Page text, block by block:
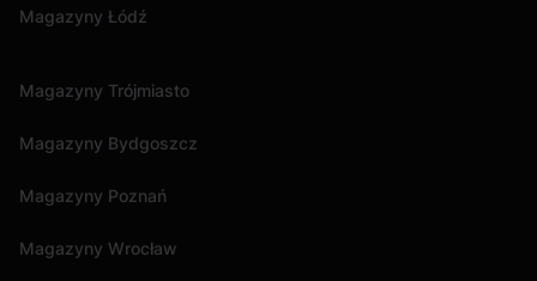
Magazyny Łódź
Magazyny Trójmiasto
Magazyny Bydgoszcz
Magazyny Poznań
Magazyny Wrocław